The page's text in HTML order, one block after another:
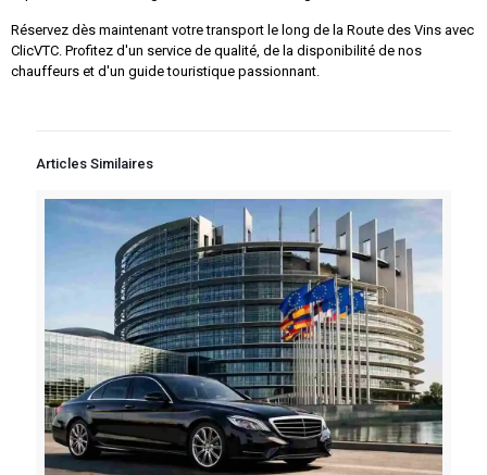
Réservez dès maintenant votre transport le long de la Route des Vins avec
ClicVTC. Profitez d'un service de qualité, de la disponibilité de nos
chauffeurs et d'un guide touristique passionnant.
Articles Similaires